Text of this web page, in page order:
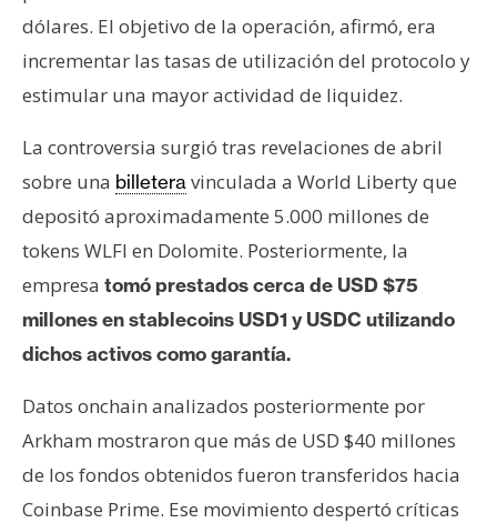
dólares. El objetivo de la operación, afirmó, era
incrementar las tasas de utilización del protocolo y
estimular una mayor actividad de liquidez.
La controversia surgió tras revelaciones de abril
sobre una billetera vinculada a World Liberty que
depositó aproximadamente 5.000 millones de
tokens WLFI en Dolomite. Posteriormente, la
empresa tomó prestados cerca de USD $75
millones en stablecoins USD1 y USDC utilizando
dichos activos como garantía.
Datos onchain analizados posteriormente por
Arkham mostraron que más de USD $40 millones
de los fondos obtenidos fueron transferidos hacia
Coinbase Prime. Ese movimiento despertó críticas